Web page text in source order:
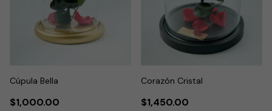
Cúpula Bella
$1,000.00
Corazón Cristal
$1,450.00